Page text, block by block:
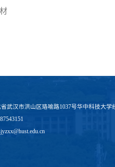
武汉市洪山区珞喻路1037号华中科技大学